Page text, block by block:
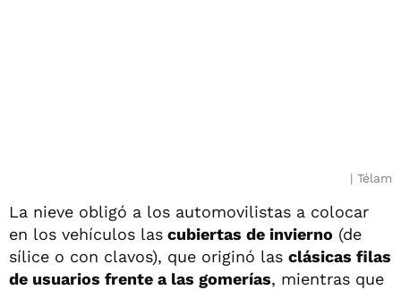
Télam
La nieve obligó a los automovilistas a colocar
en los vehículos las cubiertas de invierno (de
sílice o con clavos), que originó las clásicas filas
de usuarios frente a las gomerías, mientras que